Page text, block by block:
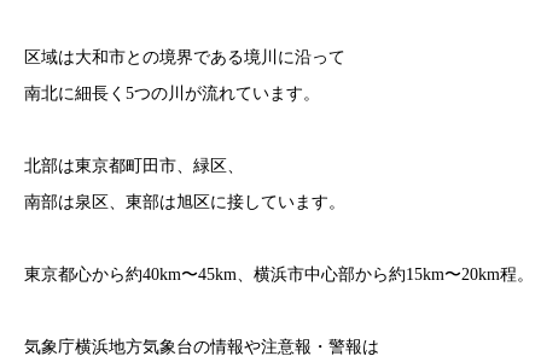
区域は大和市との境界である境川に沿って
南北に細長く5つの川が流れています。
北部は東京都町田市、緑区、
南部は泉区、東部は旭区に接しています。
東京都心から約40km〜45km、横浜市中心部から約15km〜20km程。
気象庁横浜地方気象台の情報や注意報・警報は